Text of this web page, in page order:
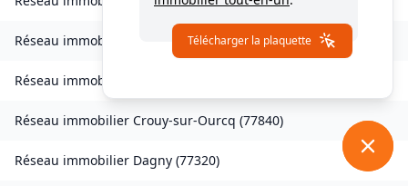
Réseau immobilier Coupvray(77700)
Réseau immobilier
Réseau immobilier Crouy-sur-Ourcq (77840)
Réseau immobilier Dagny (77320)
Télécharger la plaquette